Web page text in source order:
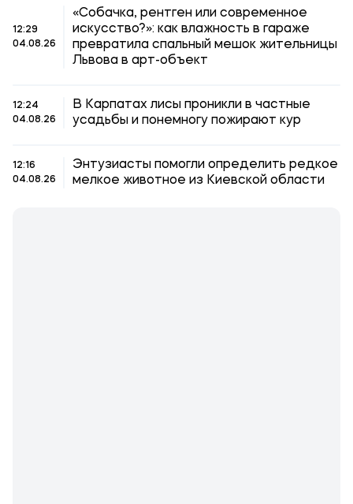
12:29
04.08.26
«Собачка, рентген или современное
искусство?»: как влажность в гараже
превратила спальный мешок жительницы
Львова в арт-объект
12:24
04.08.26
В Карпатах лисы проникли в частные
усадьбы и понемногу пожирают кур
12:16
04.08.26
Энтузиасты помогли определить редкое
мелкое животное из Киевской области